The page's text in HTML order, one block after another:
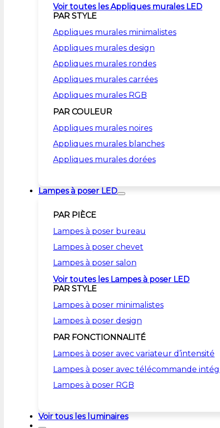
Voir toutes les Appliques murales LED
PAR STYLE
Appliques murales minimalistes
Appliques murales design
Appliques murales rondes
Appliques murales carrées
Appliques murales RGB
PAR COULEUR
Appliques murales noires
Appliques murales blanches
Appliques murales dorées
Lampes à poser LED
PAR PIÈCE
Lampes à poser bureau
Lampes à poser chevet
Lampes à poser salon
Voir toutes les Lampes à poser LED
PAR STYLE
Lampes à poser minimalistes
Lampes à poser design
PAR FONCTIONNALITÉ
Lampes à poser avec variateur d’intensité
Lampes à poser avec télécommande
Lampes à poser RGB
Voir tous les luminaires